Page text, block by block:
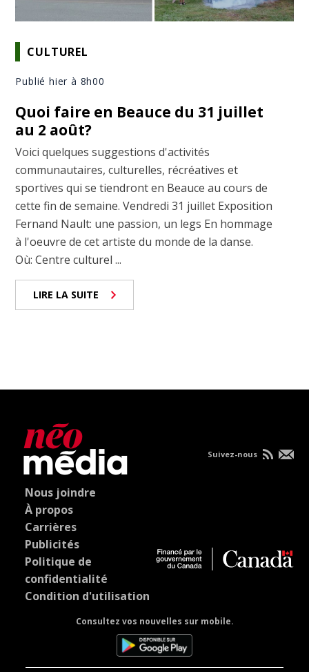
CULTUREL
Publié hier à 8h00
Quoi faire en Beauce du 31 juillet
au 2 août?
Voici quelques suggestions d'activités
communautaires, culturelles, récréatives et
sportives qui se tiendront en Beauce au cours de
cette fin de semaine. Vendredi 31 juillet Exposition
Fernand Nault: une passion, un legs En hommage
à l'oeuvre de cet artiste du monde de la danse.
Où: Centre culturel ...
LIRE LA SUITE
Nous joindre
À propos
Carrières
Publicités
Politique de
confidentialité
Condition d'utilisation
Consultez vos nouvelles sur mobile.
Suivez-nous